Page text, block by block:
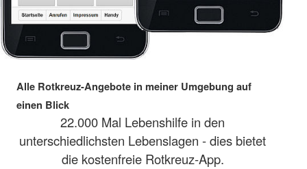
Alle Rotkreuz-Angebote in meiner Umgebung auf
einen Blick
22.000 Mal Lebenshilfe in den
unterschiedlichsten Lebenslagen - dies bietet
die kostenfreie Rotkreuz-App.